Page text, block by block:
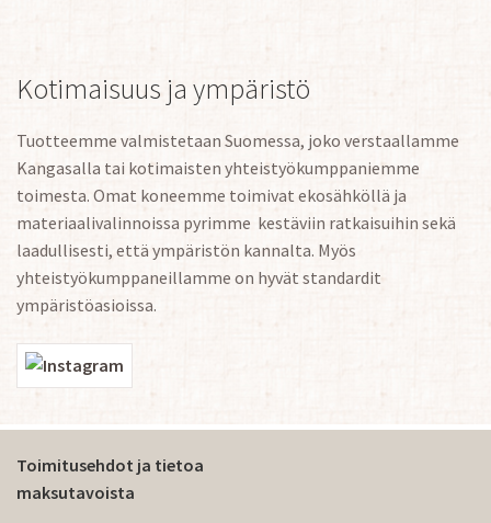
Kotimaisuus ja ympäristö
Tuotteemme valmistetaan Suomessa, joko verstaallamme
Kangasalla tai kotimaisten yhteistyökumppaniemme
toimesta. Omat koneemme toimivat ekosähköllä ja
materiaalivalinnoissa pyrimme kestäviin ratkaisuihin sekä
laadullisesti, että ympäristön kannalta. Myös
yhteistyökumppaneillamme on hyvät standardit
ympäristöasioissa.
Toimitusehdot ja tietoa
maksutavoista